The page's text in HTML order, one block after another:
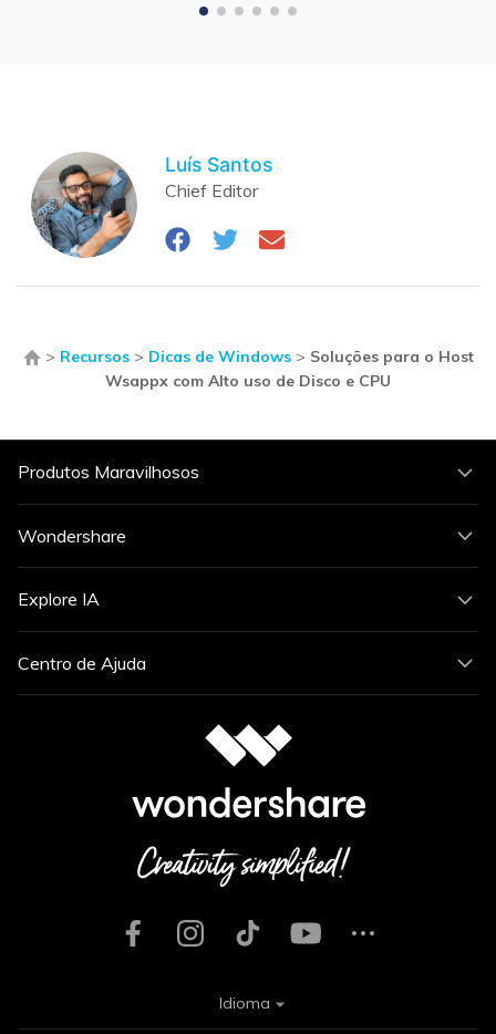
Luís Santos
Chief Editor
> Recursos> Dicas de Windows> Soluções para o Host
Wsappx com Alto uso de Disco e CPU
Produtos Maravilhosos
Wondershare
Explore IA
Centro de Ajuda
Idioma